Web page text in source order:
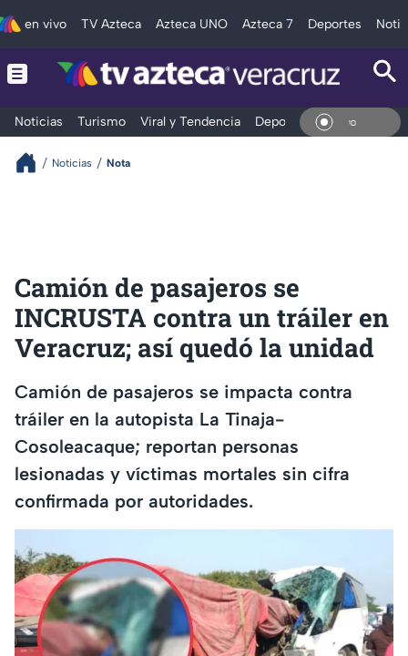
en vivo TV Azteca Azteca UNO Azteca 7 Deportes
Noticias Turismo Viral y Tendencia Deportes Espectáculos
En
Noticias Nota
Camión de pasajeros se
INCRUSTA contra un tráiler en
Veracruz; así quedó la unidad
Camión de pasajeros se impacta contra
tráiler en la autopista La Tinaja-
Cosoleacaque; reportan personas
lesionadas y víctimas mortales sin cifra
confirmada por autoridades.